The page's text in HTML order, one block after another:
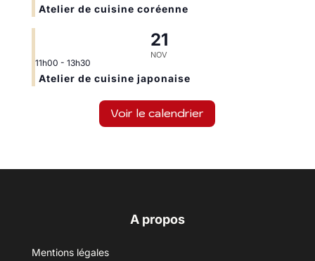
Atelier de cuisine coréenne
21
NOV
11h00 - 13h30
Atelier de cuisine japonaise
Voir le calendrier
A propos
Mentions légales